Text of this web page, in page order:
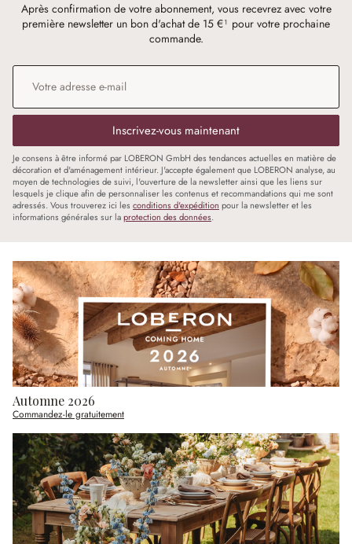
Après confirmation de votre abonnement, vous recevrez avec votre
première newsletter un bon d'achat de 15 €¹ pour votre prochaine
commande.
Adresse e-mail
Inscrivez-vous maintenant
Je consens à être informé par LOBERON GmbH des tendances actuelles en matière de
décoration et d'aménagement intérieur. J'accepte également que LOBERON analyse, au
moyen de technologies de suivi, l'ouverture de la newsletter ainsi que les liens sur
lesquels je clique afin de personnaliser les contenus et recommandations qui me sont
adressés. Vous trouverez ici les conditions d'expédition pour la newsletter et les
informations générales sur laprotection des données.
Automne 2026
Commandez-le gratuitement